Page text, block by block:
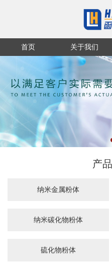
首页 关于我们
产
纳米金属粉体
纳米碳化物粉体
硫化物粉体